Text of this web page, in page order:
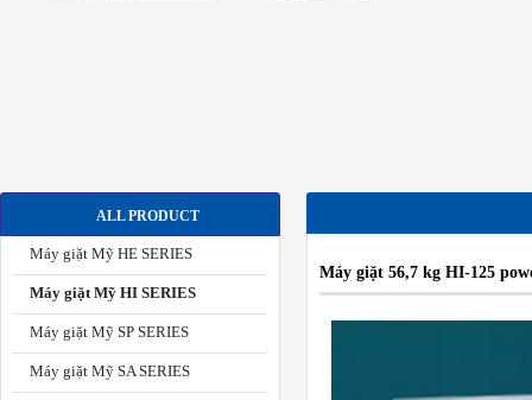
ALL PRODUCT
Máy giặt Mỹ HE SERIES
Máy giặt Mỹ HI SERIES
Máy giặt Mỹ SP SERIES
Máy giặt Mỹ SA SERIES
Máy giặt 56,7 kg HI-125